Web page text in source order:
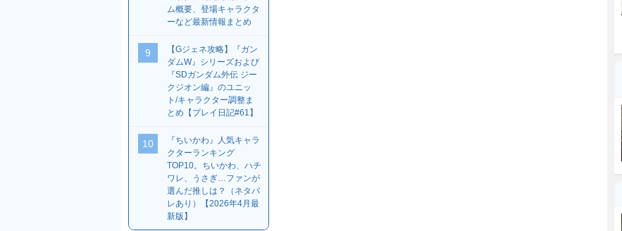
ム概要、登場キャラクタ
ーなど最新情報まとめ
9
【Gジェネ攻略】『ガン
ダムW』シリーズおよび
『SDガンダム外伝 ジー
クジオン編』のユニッ
ト/キャラクター調整ま
とめ【プレイ日記#61】
10
『ちいかわ』人気キャラ
クターランキング
TOP10。ちいかわ、ハチ
ワレ、うさぎ…ファンが
選んだ推しは？（ネタバ
レあり）【2026年4月最
新版】